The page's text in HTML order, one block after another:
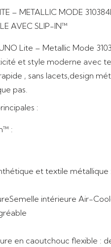
– METALLIC MODE
AVEC SLIP-IN™
Lite – Metallic Mode
et style moderne avec
, sans lacets,design
pas.
:
:
et textile métallique
Semelle intérieure Air-
en caoutchouc flexible :